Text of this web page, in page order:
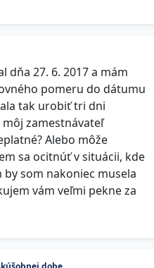
27. 6. 2017 a mám
pomeru do dátumu
tak urobiť tri dni
zamestnávateľ
Alebo môže
sa ocitnúť v situácii, kde
som nakoniec musela
vám veľmi pekne za